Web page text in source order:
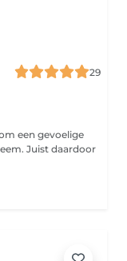
29
een gevoelige